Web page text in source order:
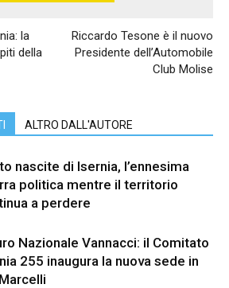
la
della
Riccardo Tesone è il nuovo
Presidente dell’Automobile
Club Molise
ALTRO DALL'AUTORE
nascite di Isernia, l’ennesima
politica mentre il territorio
a perdere
Nazionale Vannacci: il Comitato
255 inaugura la nuova sede in